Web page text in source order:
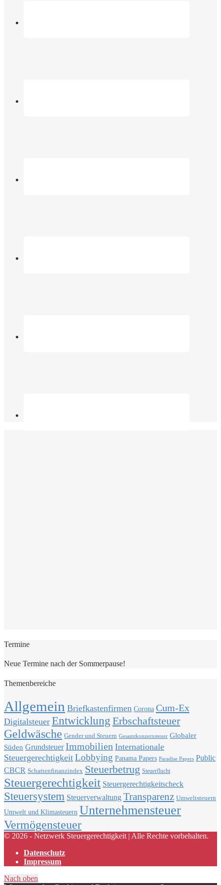
Termine
Neue Termine nach der Sommerpause!
Themenbereiche
Allgemein Briefkastenfirmen Corona Cum-Ex
Digitalsteuer Entwicklung Erbschaftsteuer
Geldwäsche Gender und Steuern Gesamtkonzernsteuer Globaler
Süden Grundsteuer Immobilien Internationale
Steuergerechtigkeit Lobbying Panama Papers Paradise Papers Public
CBCR Schattenfinanzindex Steuerbetrug Steuerflucht
Steuergerechtigkeit Steuergerechtigkeitscheck
Steuersystem Steuerverwaltung Transparenz Umweltsteuern
Umwelt und Klimasteuern Unternehmensteuer
Vermögensteuer
© 2026 - Netzwerk Steuergerechtigkeit | Alle Rechte vorbehalten.
Datenschutz
Impressum
Nach oben